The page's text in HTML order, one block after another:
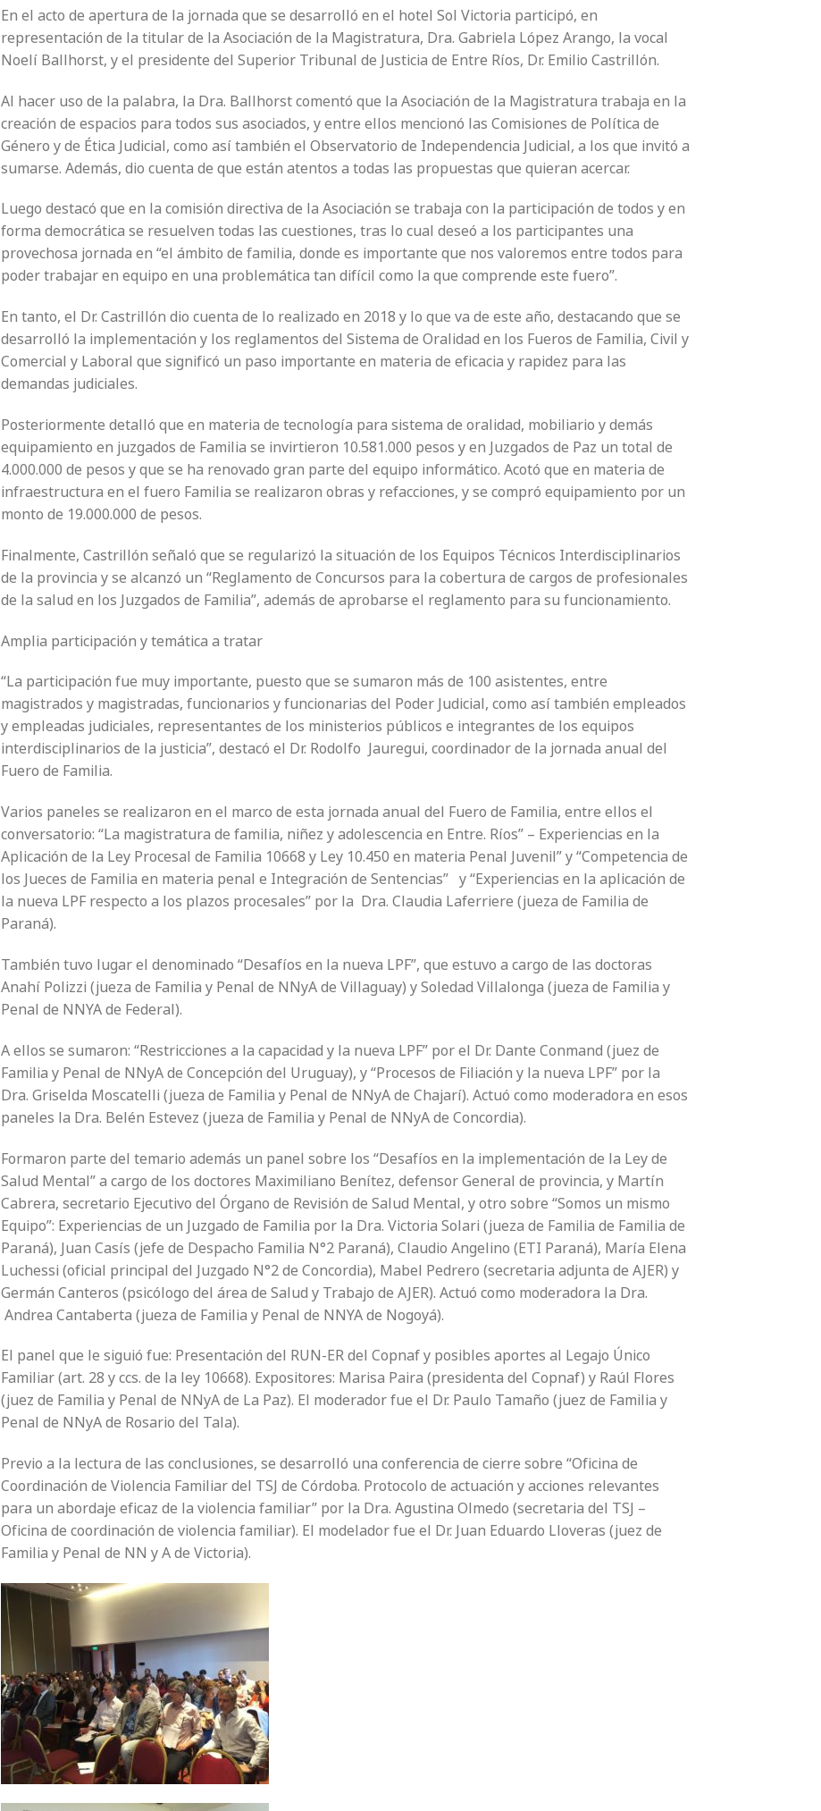
En el acto de apertura de la jornada que se desarrolló en el hotel Sol Victoria participó, en
representación de la titular de la Asociación de la Magistratura, Dra. Gabriela López Arango, la vocal
Noelí Ballhorst, y el presidente del Superior Tribunal de Justicia de Entre Ríos, Dr. Emilio Castrillón.
Al hacer uso de la palabra, la Dra. Ballhorst comentó que la Asociación de la Magistratura trabaja en la
creación de espacios para todos sus asociados, y entre ellos mencionó las Comisiones de Política de
Género y de Ética Judicial, como así también el Observatorio de Independencia Judicial, a los que invitó a
sumarse. Además, dio cuenta de que están atentos a todas las propuestas que quieran acercar.
Luego destacó que en la comisión directiva de la Asociación se trabaja con la participación de todos y en
forma democrática se resuelven todas las cuestiones, tras lo cual deseó a los participantes una
provechosa jornada en “el ámbito de familia, donde es importante que nos valoremos entre todos para
poder trabajar en equipo en una problemática tan difícil como la que comprende este fuero”.
En tanto, el Dr. Castrillón dio cuenta de lo realizado en 2018 y lo que va de este año, destacando que se
desarrolló la implementación y los reglamentos del Sistema de Oralidad en los Fueros de Familia, Civil y
Comercial y Laboral que significó un paso importante en materia de eficacia y rapidez para las
demandas judiciales.
Posteriormente detalló que en materia de tecnología para sistema de oralidad, mobiliario y demás
equipamiento en juzgados de Familia se invirtieron 10.581.000 pesos y en Juzgados de Paz un total de
4.000.000 de pesos y que se ha renovado gran parte del equipo informático. Acotó que en materia de
infraestructura en el fuero Familia se realizaron obras y refacciones, y se compró equipamiento por un
monto de 19.000.000 de pesos.
Finalmente, Castrillón señaló que se regularizó la situación de los Equipos Técnicos Interdisciplinarios
de la provincia y se alcanzó un “Reglamento de Concursos para la cobertura de cargos de profesionales
de la salud en los Juzgados de Familia”, además de aprobarse el reglamento para su funcionamiento.
Amplia participación y temática a tratar
“La participación fue muy importante, puesto que se sumaron más de 100 asistentes, entre
magistrados y magistradas, funcionarios y funcionarias del Poder Judicial, como así también empleados
y empleadas judiciales, representantes de los ministerios públicos e integrantes de los equipos
interdisciplinarios de la justicia”, destacó el Dr. Rodolfo Jauregui, coordinador de la jornada anual del
Fuero de Familia.
Varios paneles se realizaron en el marco de esta jornada anual del Fuero de Familia, entre ellos el
conversatorio: “La magistratura de familia, niñez y adolescencia en Entre. Ríos” – Experiencias en la
Aplicación de la Ley Procesal de Familia 10668 y Ley 10.450 en materia Penal Juvenil” y “Competencia de
los Jueces de Familia en materia penal e Integración de Sentencias” y “Experiencias en la aplicación de
la nueva LPF respecto a los plazos procesales” por la Dra. Claudia Laferriere (jueza de Familia de
Paraná).
También tuvo lugar el denominado “Desafíos en la nueva LPF”, que estuvo a cargo de las doctoras
Anahí Polizzi (jueza de Familia y Penal de NNyA de Villaguay) y Soledad Villalonga (jueza de Familia y
Penal de NNYA de Federal).
A ellos se sumaron: “Restricciones a la capacidad y la nueva LPF” por el Dr. Dante Conmand (juez de
Familia y Penal de NNyA de Concepción del Uruguay), y “Procesos de Filiación y la nueva LPF” por la
Dra. Griselda Moscatelli (jueza de Familia y Penal de NNyA de Chajarí). Actuó como moderadora en esos
paneles la Dra. Belén Estevez (jueza de Familia y Penal de NNyA de Concordia).
Formaron parte del temario además un panel sobre los “Desafíos en la implementación de la Ley de
Salud Mental” a cargo de los doctores Maximiliano Benítez, defensor General de provincia, y Martín
Cabrera, secretario Ejecutivo del Órgano de Revisión de Salud Mental, y otro sobre “Somos un mismo
Equipo”: Experiencias de un Juzgado de Familia por la Dra. Victoria Solari (jueza de Familia de Familia de
Paraná), Juan Casís (jefe de Despacho Familia N°2 Paraná), Claudio Angelino (ETI Paraná), María Elena
Luchessi (oficial principal del Juzgado N°2 de Concordia), Mabel Pedrero (secretaria adjunta de AJER) y
Germán Canteros (psicólogo del área de Salud y Trabajo de AJER). Actuó como moderadora la Dra.
Andrea Cantaberta (jueza de Familia y Penal de NNYA de Nogoyá).
El panel que le siguió fue: Presentación del RUN-ER del Copnaf y posibles aportes al Legajo Único
Familiar (art. 28 y ccs. de la ley 10668). Expositores: Marisa Paira (presidenta del Copnaf) y Raúl Flores
(juez de Familia y Penal de NNyA de La Paz). El moderador fue el Dr. Paulo Tamaño (juez de Familia y
Penal de NNyA de Rosario del Tala).
Previo a la lectura de las conclusiones, se desarrolló una conferencia de cierre sobre “Oficina de
Coordinación de Violencia Familiar del TSJ de Córdoba. Protocolo de actuación y acciones relevantes
para un abordaje eficaz de la violencia familiar” por la Dra. Agustina Olmedo (secretaria del TSJ –
Oficina de coordinación de violencia familiar). El modelador fue el Dr. Juan Eduardo Lloveras (juez de
Familia y Penal de NN y A de Victoria).